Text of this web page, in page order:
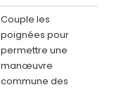
Couple les
poignées pour
permettre une
manœuvre
commune des